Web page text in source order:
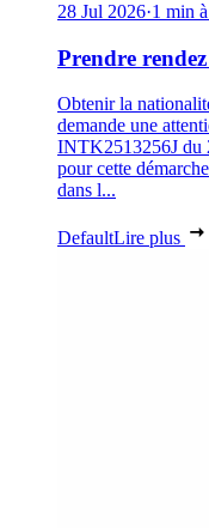
28 Jul 2026·1 min
Prendre
Obtenir la
demande une
INTK2513256J du
pour cette
dans l...
DefaultLire plus